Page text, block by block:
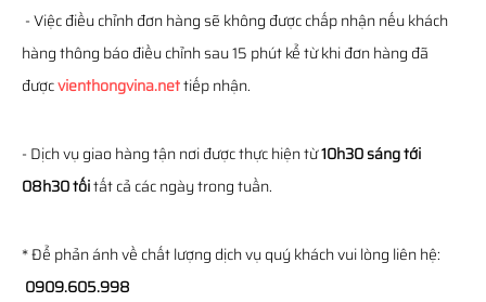
- Việc điều chỉnh đơn hàng sẽ không được chấp nhận nếu khách
hàng thông báo điều chỉnh sau 15 phút kể từ khi đơn hàng đã
đượcvienthongvina.nettiếp nhận.
- Dịch vụ giao hàng tận nơi được thực hiện từ10h30 sáng tới
08h30 tốitất cả các ngày trong tuần.
* Để phản ánh về chất lượng dịch vụ quý khách vui lòng liên hệ:
0909.605.998